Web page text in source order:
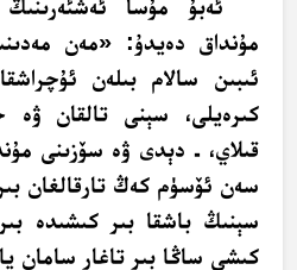
ئەبۇ مۇسا
مۇنداق دەيدۇ: «مەن
ئىبىن سالام بىلەن
كىرەيلى، سېنى تالقان ۋە
قىلاي، ـ دېدى ۋە سۆزىنى
سەن ئۆسۈم كەڭ تارقالغان
سېنىڭ باشقا بىر كىشىدە
كىشى ساڭا بىر تاغار سامان